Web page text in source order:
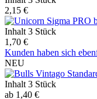
2,15 €
Inhalt 3 Stück
1,70 €
Kunden haben sich
NEU
Inhalt 3 Stück
ab 1,40 €